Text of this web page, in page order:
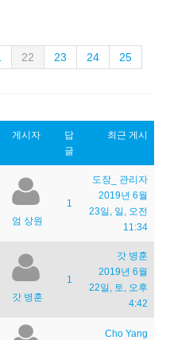
22 (current)
23 24
25
게시자
답
글
최근 게시
엄 상원
1
도장_ 관리자
2019년 6월
23일, 일, 오전
11:34
갓 병훈
1
갓 병훈
2019년 6월
22일, 토, 오후
4:42
Cho Yang